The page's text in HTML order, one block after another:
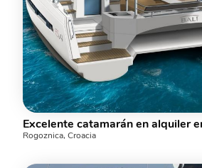
Rogoznica, Croacia